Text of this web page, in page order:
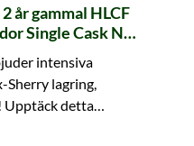
år gammal HLCF
Single Cask No.
intensiva
Sherry lagring,
Upptäck detta